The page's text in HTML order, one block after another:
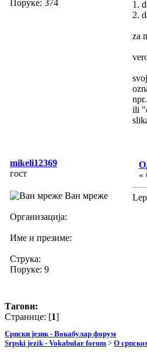
Поруке: 374
1.
2.
za
ili
mikeli12369
гост
Ван мреже
Организација:
Име и презиме:
Струка:
Поруке: 9
«
Тагови:
Странице: [1]
Српски језик - Вокабулар форум
Srpski jezik - Vokabular forum > О